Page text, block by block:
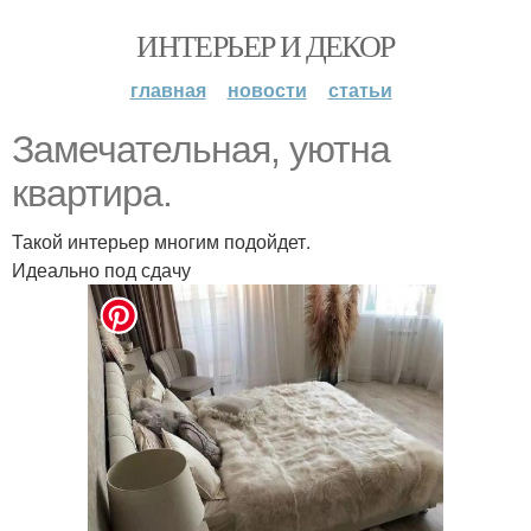
ИНТЕРЬЕР И ДЕКОР
главная новости статьи
Замечательная, уютна
квартира.
Такой интерьер многим подойдет.
Идеально под сдачу